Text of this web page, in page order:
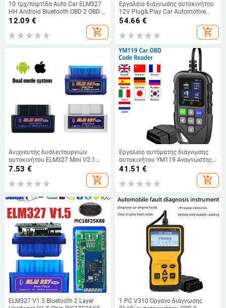
10 τμχ/παρτίδα Auto Car ELM327
HH Android Bluetooth OBD 2 OBD II
Διαγνωστικό εργαλείο σάρωσης
12.09 €
add_shopping_cart
Εργαλείο διάγνωσης αυτοκινήτου
12V Plug& Play Car Automotive
OBD2 Scanner Code Reader Car
54.66 €
add_shopping_cart
Ανιχνευτής δυσλειτουργιών
αυτοκινήτου ELM327 Mini V2.1
Bluetooth OBD σαρωτής διπλής
εργαλείο επισκευής αυτοκινήτου
7.53 €
add_shopping_cart
Εργαλείο αυτόματης διάγνωσης
αυτοκινήτου YM119 Αναγνώστης
κωδικών OBD2 Σαρωτής OBDII
Λειτουργεί για όλα τα αυτοκίνητα
Πολυγλωσσική ανάγνωση
41.51 €
add_shopping_cart
ELM327 V1.5 Bluetooth 2 Layer
1 PC V310 Όργανο διάγνωσης